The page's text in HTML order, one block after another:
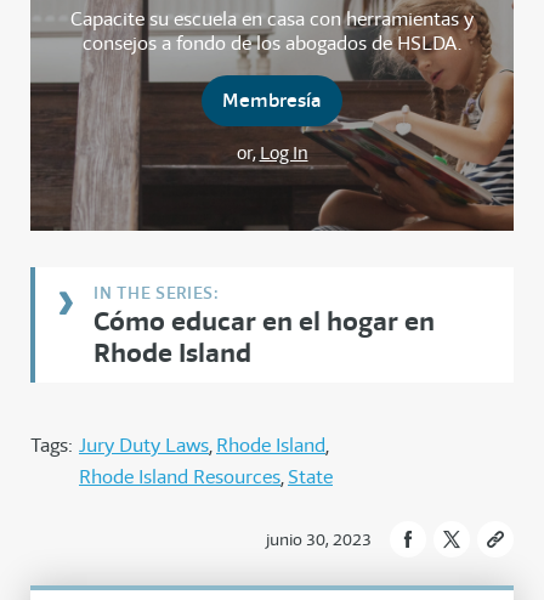
Capacite su escuela en casa con herramientas y
consejos a fondo de los abogados de HSLDA.
Membresía
or, Log In
Cómo educar en el hogar en
Rhode Island
Tags: Jury Duty Laws Rhode Island
Rhode Island Resources State
junio 30, 2023